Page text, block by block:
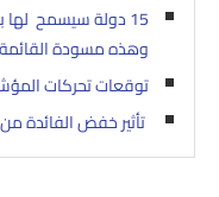
15 دولة سيسمح لها
وهذه مسودة
توقعات تحركات
تأثير خفض الفائدة